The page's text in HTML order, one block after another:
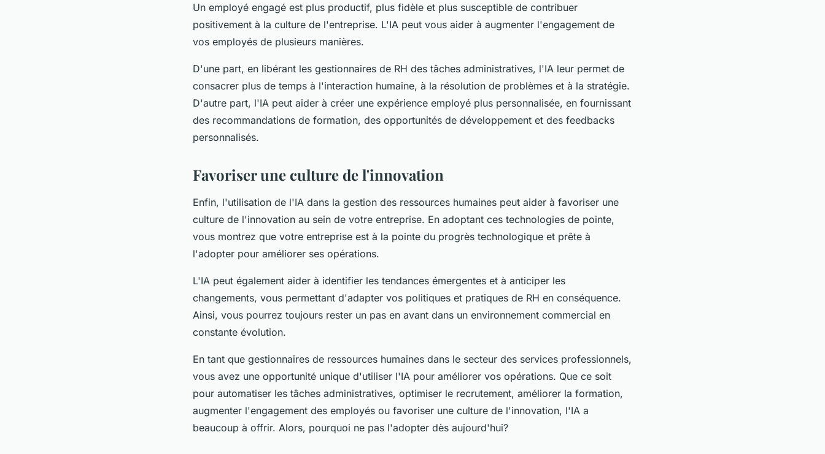
Un employé engagé est plus productif, plus fidèle et plus susceptible de contribuer
positivement à la culture de l'entreprise. L'IA peut vous aider à augmenter l'engagement de
vos employés de plusieurs manières.
D'une part, en libérant les gestionnaires de RH des tâches administratives, l'IA leur permet de
consacrer plus de temps à l'interaction humaine, à la résolution de problèmes et à la stratégie.
D'autre part, l'IA peut aider à créer une expérience employé plus personnalisée, en fournissant
des recommandations de formation, des opportunités de développement et des feedbacks
personnalisés.
Favoriser une culture de l'innovation
Enfin, l'utilisation de l'IA dans la gestion des ressources humaines peut aider à favoriser une
culture de l'innovation au sein de votre entreprise. En adoptant ces technologies de pointe,
vous montrez que votre entreprise est à la pointe du progrès technologique et prête à
l'adopter pour améliorer ses opérations.
L'IA peut également aider à identifier les tendances émergentes et à anticiper les
changements, vous permettant d'adapter vos politiques et pratiques de RH en conséquence.
Ainsi, vous pourrez toujours rester un pas en avant dans un environnement commercial en
constante évolution.
En tant que gestionnaires de ressources humaines dans le secteur des services professionnels,
vous avez une opportunité unique d'utiliser l'IA pour améliorer vos opérations. Que ce soit
pour automatiser les tâches administratives, optimiser le recrutement, améliorer la formation,
augmenter l'engagement des employés ou favoriser une culture de l'innovation, l'IA a
beaucoup à offrir. Alors, pourquoi ne pas l'adopter dès aujourd'hui?